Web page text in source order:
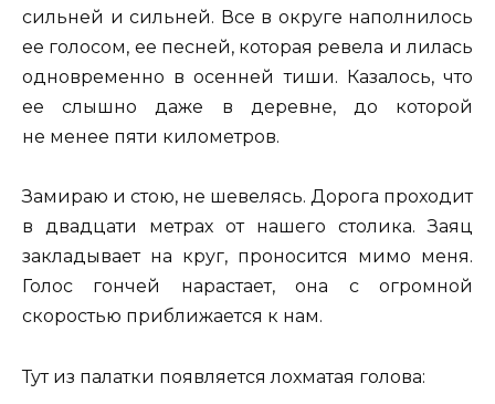
сильней и сильней. Все в округе наполнилось
ее голосом, ее песней, которая ревела и лилась
одновременно в осенней тиши. Казалось, что
ее слышно даже в деревне, до которой
не менее пяти километров.
Замираю и стою, не шевелясь. Дорога проходит
в двадцати метрах от нашего столика. Заяц
закладывает на круг, проносится мимо меня.
Голос гончей нарастает, она с огромной
скоростью приближается к нам.
Тут из палатки появляется лохматая голова: